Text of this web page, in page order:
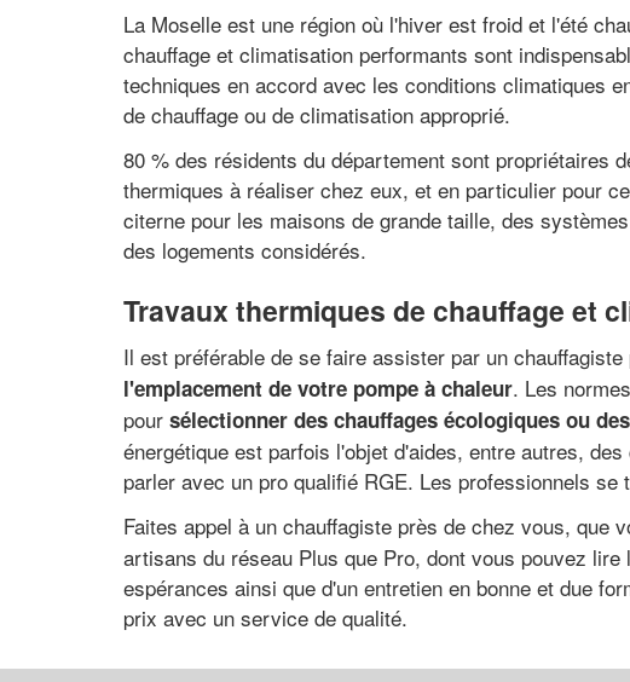
La Moselle est une région où l'hiver est froid et l'été
chauffage et climatisation performants sont
techniques en accord avec les conditions climatiques
de chauffage ou de climatisation approprié.
80 % des résidents du département sont propriétaires
thermiques à réaliser chez eux, et en particulier pour
citerne pour les maisons de grande taille, des
des logements considérés.
Travaux thermiques de chauffage et
Il est préférable de se faire assister par un chauffagiste
l'emplacement de votre pompe à chaleur. Les
pour sélectionner des chauffages écologiques ou
énergétique est parfois l'objet d'aides, entre autres,
parler avec un pro qualifié RGE. Les professionnels
Faites appel à un chauffagiste près de chez vous, que
artisans du réseau Plus que Pro, dont vous pouvez
espérances ainsi que d'un entretien en bonne et due
prix avec un service de qualité.